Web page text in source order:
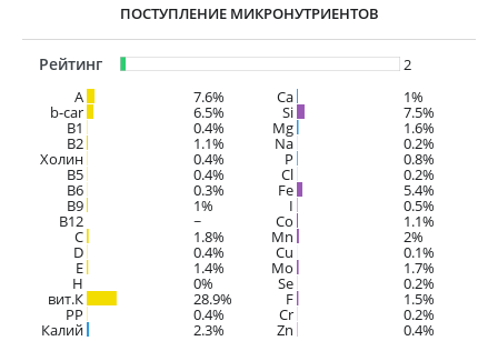
ПОСТУПЛЕНИЕ МИКРОНУТРИЕНТОВ
Рейтинг
2
A
7.6%
b-car 6.5%
В1 0.4%
B2 1.1%
Холин 0.4%
B5 0.4%
B6 0.3%
B9 1%
B12 ~
C 1.8%
D 0.4%
E 1.4%
H 0%
вит.К 28.9%
PP 0.4%
Калий 2.3%
Ca 1%
Si 7.5%
Mg 1.6%
Na 0.2%
P 0.8%
Cl 0.2%
Fe 5.4%
I 0.5%
Co 1.1%
Mn 2%
Cu 0.1%
Mo 1.7%
Se 0.2%
F 1.5%
Cr 0.2%
Zn 0.4%